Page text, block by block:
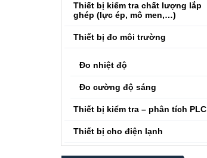
Thiết bị kiểm tra chất lượng lắp
ghép (lực ép, mô men,…)
Thiết bị đo môi trường
Đo nhiệt độ
Đo cường độ sáng
Thiết bị kiểm tra – phân tích PLC
Thiết bị cho điện lạnh